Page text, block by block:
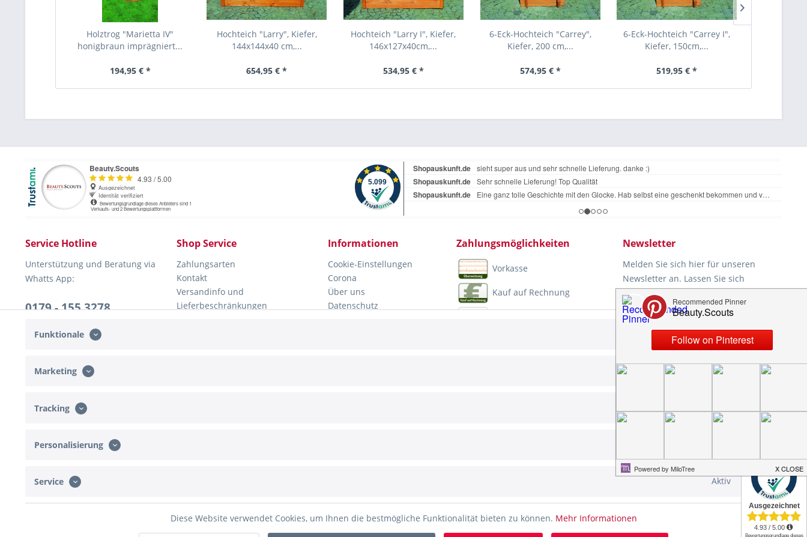
Holztrog "Marietta IV"
honigbraun imprägniert...
194,95 € *
Hochteich "Larry", Kiefer,
144x144x40 cm,...
654,95 € *
Hochteich "Larry I", Kiefer,
146x127x40cm,...
534,95 € *
6-Eck-Hochteich "Carrey",
Kiefer, 200 cm,...
574,95 € *
6-Eck-Hochteich "Carrey I",
Kiefer, 150cm,...
519,95 € *
Service Hotline
Unterstützung und Beratung via
Whatts App:
0179 - 155 3278
Fr, 10:00 - 13:00 Uhr
Shop Service
Zahlungsarten
Kontakt
Versandinfo und
Lieferbeschränkungen
Informationen
Cookie-Einstellungen
Corona
Über uns
Datenschutz
Zahlungsmöglichkeiten
Vorkasse
Kauf auf Rechnung
Newsletter
Melden Sie sich hier für unseren
Newsletter an. Lassen Sie sich
rechtzeitig und automatisch über
unsere News und aktuellen
Angebote informieren. Ihre Daten
werden nicht an Dritte
weitergegeben. Eine Abmeldung ist
jederzeit möglich.
Die Datenschutzerklärung
habe ich
* Alle Preise inkl. gesetzl. Mehrwertsteuer zzgl.Versandkostenund ggf. Nachnahmegebühren, wenn nicht anders beschrieben
Funktionale Aktiv
Marketing Aktiv
Tracking
Personalisierung
Service Aktiv
Diese Website verwendet Cookies, um Ihnen die bestmögliche Funktionalität bieten zu können. Mehr Informationen